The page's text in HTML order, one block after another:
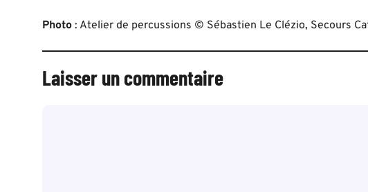
Photo : Atelier de percussions © Sébastien Le Clézio, Secours
Laisser un commentaire